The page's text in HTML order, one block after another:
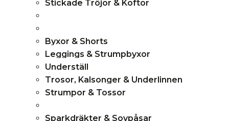
Stickade Tröjor & Koftor
Byxor & Shorts
Leggings & Strumpbyxor
Underställ
Trosor, Kalsonger & Underlinnen
Strumpor & Tossor
Sparkdräkter & Sovpåsar